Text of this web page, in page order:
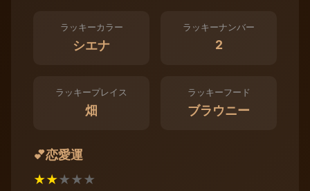
ラッキーカラー
シエナ
ラッキーナンバー
2
ラッキープレイス
畑
ラッキーフード
ブラウニー
💕恋愛運
★★★★★